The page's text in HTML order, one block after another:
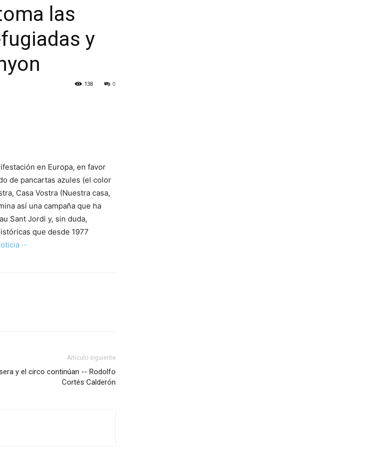
las
y
0
138
en Europa, en favor
de pancartas azules (el color
Casa Vostra (Nuestra casa,
así una campaña que ha
Sant Jordi y, sin duda,
que desde 1977
···
Artículo siguiente
y el circo continúan -- Rodolfo
Cortés Calderón